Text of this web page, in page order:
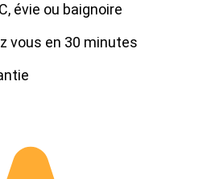
évie ou baignoire
vous en 30 minutes